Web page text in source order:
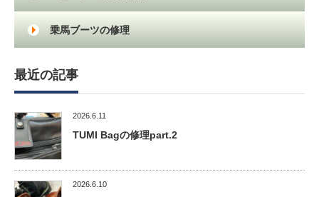
乗馬ブーツの修理
最近の記事
2026.6.11
TUMI Bagの修理part.2
2026.6.10